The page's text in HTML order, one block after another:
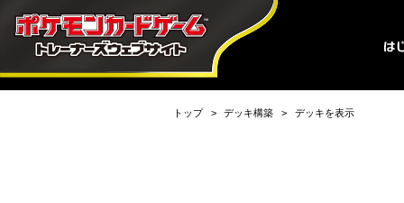
トップ デッキ構築 デッキを表示